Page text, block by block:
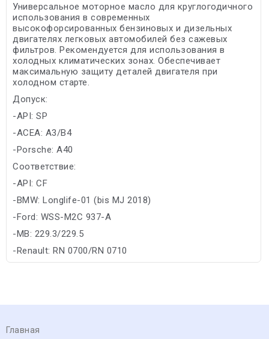
Универсальное моторное масло для круглогодичного
использования в современных
высокофорсированных бензиновых и дизельных
двигателях легковых автомобилей без сажевых
фильтров. Рекомендуется для использования в
холодных климатических зонах. Обеспечивает
максимальную защиту деталей двигателя при
холодном старте.
Допуск:
-API: SP
-ACEA: A3/B4
-Porsche: A40
Соответствие:
-API: CF
-BMW: Longlife-01 (bis MJ 2018)
-Ford: WSS-M2C 937-A
-MB: 229.3/229.5
-Renault: RN 0700/RN 0710
Главная